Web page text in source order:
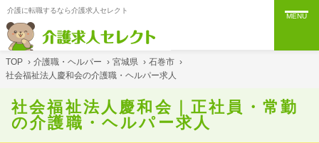
介護に転職するなら介護求人セレクト
MENU
TOP › 介護職・ヘルパー › 宮城県 › 石巻市 ›
社会福祉法人慶和会の介護職・ヘルパー求人
社会福祉法人慶和会｜正社員・常勤
の介護職・ヘルパー求人